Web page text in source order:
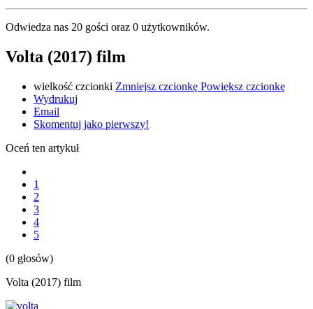
Odwiedza nas 20 gości oraz 0 użytkowników.
Volta (2017) film
wielkość czcionki Zmniejsz czcionkę Powiększ czcionkę
Wydrukuj
Email
Skomentuj jako pierwszy!
Oceń ten artykuł
1
2
3
4
5
(0 głosów)
Volta (2017) film